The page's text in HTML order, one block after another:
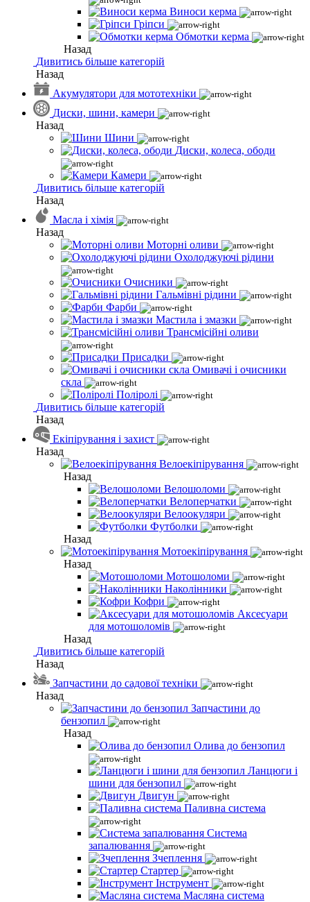
Виноси керма
Гріпси
Обмотки керма
Назад
Дивитись більше категорій
Назад
Акумулятори для мототехніки
Диски, шини, камери
Назад
Шини
Диски, колеса, ободи
Камери
Дивитись більше категорій
Назад
Масла і хімія
Назад
Моторні оливи
Охолоджуючі рідини
Очисники
Гальмівні рідини
Фарби
Мастила і змазки
Трансмісійні оливи
Присадки
Омивачі і очисники
скла
Поліролі
Дивитись більше категорій
Назад
Екіпірування і захист
Назад
Велоекіпірування
Назад
Велошоломи
Велоперчатки
Велоокуляри
Футболки
Назад
Мотоекіпірування
Назад
Мотошоломи
Наколінники
Кофри
Аксесуари
для мотошоломів
Назад
Дивитись більше категорій
Назад
Запчастини до садової техніки
Назад
Запчастини до
бензопил
Назад
Олива до бензопил
Ланцюги і
шини для бензопил
Двигун
Паливна система
Система
запалювання
Зчеплення
Стартер
Інструмент
Масляна система